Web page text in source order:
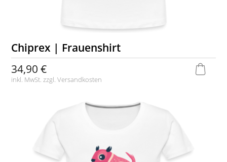
Chiprex | Frauenshirt
34,90 €
inkl. MwSt. zzgl.Versandkosten